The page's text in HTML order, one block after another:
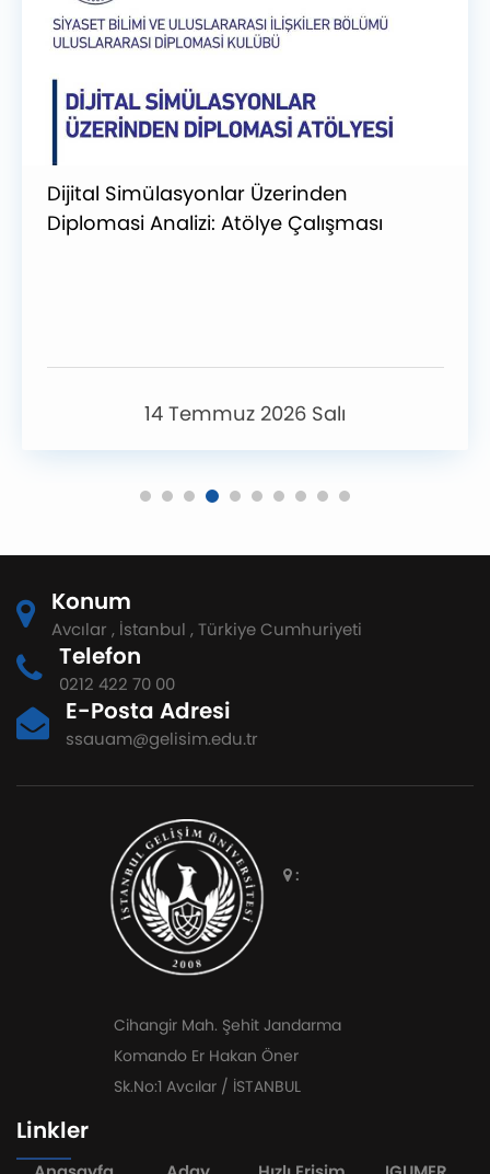
Dijital Simülasyonlar Üzerinden
Diplomasi Analizi: Atölye Çalışması
14 Temmuz 2026 Salı
Konum
Avcılar , İstanbul , Türkiye Cumhuriyeti
Telefon
0212 422 70 00
E-Posta Adresi
ssauam@gelisim.edu.tr
:
Cihangir Mah. Şehit Jandarma
Komando Er Hakan Öner
Sk.No:1 Avcılar / İSTANBUL
Linkler